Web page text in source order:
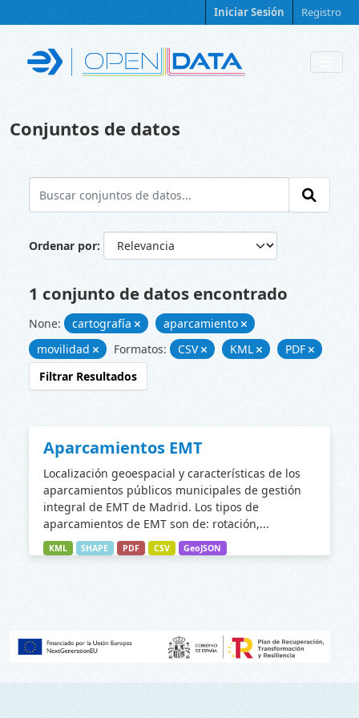
Iniciar Sesión Registro
Conjuntos de datos
Ordenar por
1 conjunto de datos encontrado
None: cartografía
aparcamiento
movilidad
Formatos: CSV KML
PDF
Filtrar Resultados
Aparcamientos EMT
Localización geoespacial y características de los
aparcamientos públicos municipales de gestión
integral de EMT de Madrid. Los tipos de
aparcamientos de EMT son de: rotación,...
KML SHAPE PDF CSV GeoJSON